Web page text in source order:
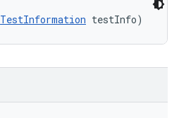
TestInformation testInfo)